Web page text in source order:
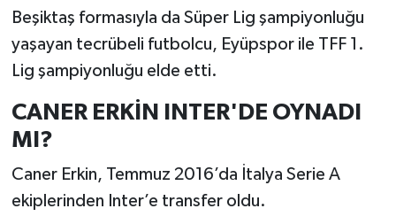
Beşiktaş formasıyla da Süper Lig şampiyonluğu
yaşayan tecrübeli futbolcu, Eyüpspor ile TFF 1.
Lig şampiyonluğu elde etti.
CANER ERKİN INTER'DE OYNADI
MI?
Caner Erkin, Temmuz 2016’da İtalya Serie A
ekiplerinden Inter’e transfer oldu.